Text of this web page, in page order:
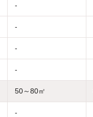
-
-
-
-
50～80㎡
-